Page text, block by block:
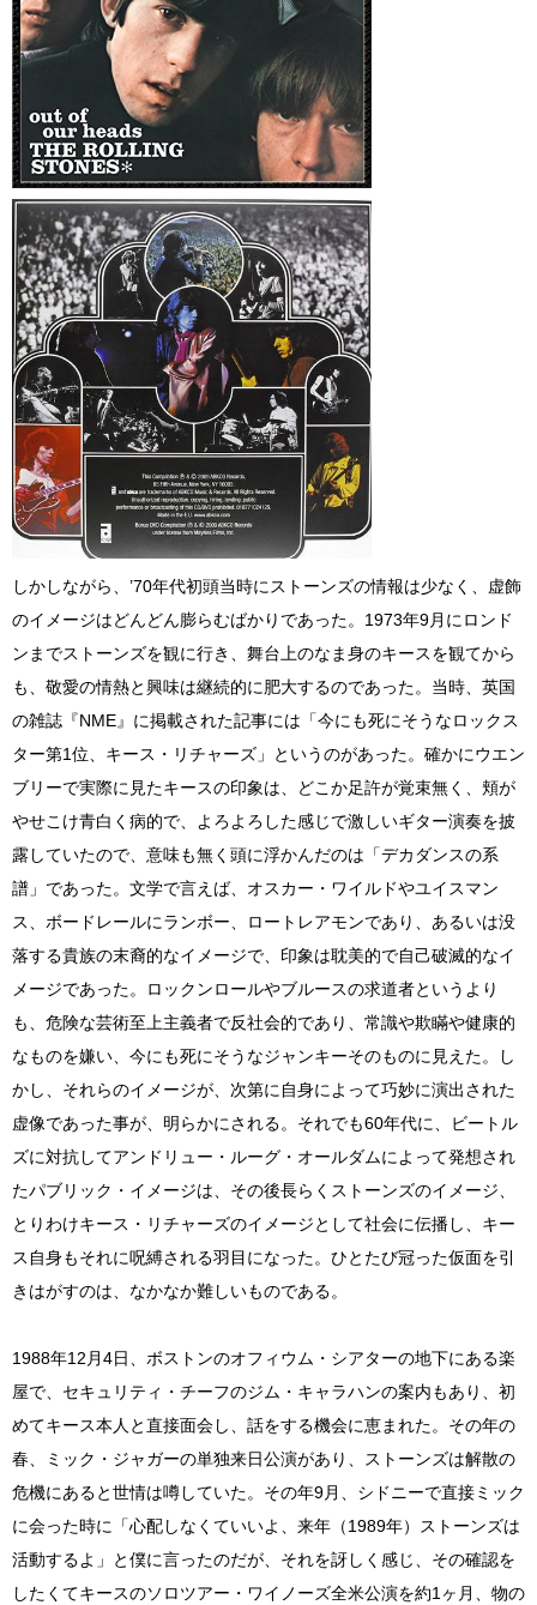
しかしながら、’70年代初頭当時にストーンズの情報は少なく、虚飾
のイメージはどんどん膨らむばかりであった。1973年9月にロンド
ンまでストーンズを観に行き、舞台上のなま身のキースを観てから
も、敬愛の情熱と興味は継続的に肥大するのであった。当時、英国
の雑誌『NME』に掲載された記事には「今にも死にそうなロックス
ター第1位、キース・リチャーズ」というのがあった。確かにウエン
ブリーで実際に見たキースの印象は、どこか足許が覚束無く、頬が
やせこけ青白く病的で、よろよろした感じで激しいギター演奏を披
露していたので、意味も無く頭に浮かんだのは「デカダンスの系
譜」であった。文学で言えば、オスカー・ワイルドやユイスマン
ス、ボードレールにランボー、ロートレアモンであり、あるいは没
落する貴族の末裔的なイメージで、印象は耽美的で自己破滅的なイ
メージであった。ロックンロールやブルースの求道者というより
も、危険な芸術至上主義者で反社会的であり、常識や欺瞞や健康的
なものを嫌い、今にも死にそうなジャンキーそのものに見えた。し
かし、それらのイメージが、次第に自身によって巧妙に演出された
虚像であった事が、明らかにされる。それでも60年代に、ビートル
ズに対抗してアンドリュー・ルーグ・オールダムによって発想され
たパブリック・イメージは、その後長らくストーンズのイメージ、
とりわけキース・リチャーズのイメージとして社会に伝播し、キー
ス自身もそれに呪縛される羽目になった。ひとたび冠った仮面を引
きはがすのは、なかなか難しいものである。
1988年12月4日、ボストンのオフィウム・シアターの地下にある楽
屋で、セキュリティ・チーフのジム・キャラハンの案内もあり、初
めてキース本人と直接面会し、話をする機会に恵まれた。その年の
春、ミック・ジャガーの単独来日公演があり、ストーンズは解散の
危機にあると世情は噂していた。その年9月、シドニーで直接ミック
に会った時に「心配しなくていいよ、来年（1989年）ストーンズは
活動するよ」と僕に言ったのだが、それを訝しく感じ、その確認を
したくてキースのソロツアー・ワイノーズ全米公演を約1ヶ月、物の